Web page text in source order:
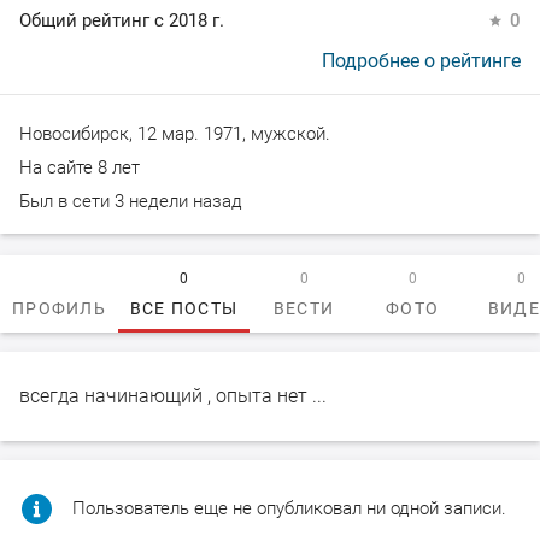
Общий рейтинг с 2018 г.
0
Подробнее о рейтинге
Новосибирск, 12 мар. 1971, мужской.
На сайте 8 лет
Был в сети 3 недели назад
ПРОФИЛЬ ВСЕ ПОСТЫ
0
ВЕСТИ
0
ФОТО
0 0
всегда начинающий , опыта нет ...
Пользователь еще не опубликовал ни одной записи.